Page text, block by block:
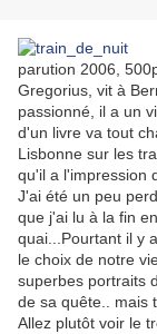
parution 2006,
Gregorius, vit à
passionné, il a un
d'un livre va tout
Lisbonne sur les
qu'il a l'impression
J'ai été un peu
que j'ai lu à la fin
quai...Pourtant il y
le choix de notre
superbes portraits
de sa quête.. mais
Allez plutôt voir le